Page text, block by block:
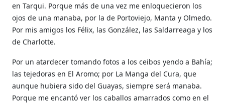
en Tarqui. Porque más de una vez me enloquecieron los
ojos de una manaba, por la de Portoviejo, Manta y Olmedo.
Por mis amigos los Félix, las González, las Saldarreaga y los
de Charlotte.
Por un atardecer tomando fotos a los ceibos yendo a Bahía;
las tejedoras en El Aromo; por La Manga del Cura, que
aunque hubiera sido del Guayas, siempre será manaba.
Porque me encantó ver los caballos amarrados como en el